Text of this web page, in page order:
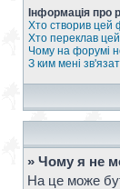
Інформація про
Хто створив цей
Хто переклав
Чому на форумі
З ким мені
» Чому я не
На це може